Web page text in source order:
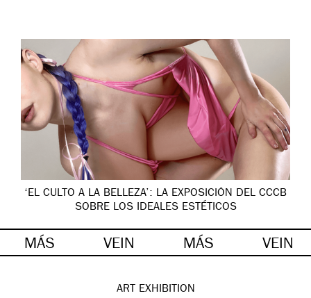
‘EL CULTO A LA BELLEZA’: LA EXPOSICIÓN DEL CCCB
SOBRE LOS IDEALES ESTÉTICOS
MÁS VEIN MÁS VEIN
ART EXHIBITION